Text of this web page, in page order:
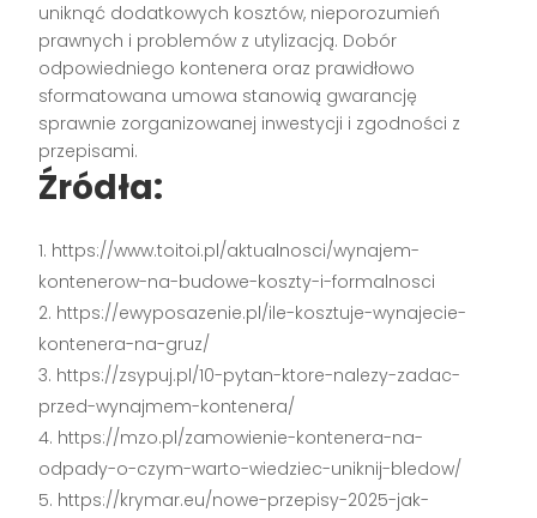
uniknąć dodatkowych kosztów, nieporozumień
prawnych i problemów z utylizacją. Dobór
odpowiedniego kontenera oraz prawidłowo
sformatowana umowa stanowią gwarancję
sprawnie zorganizowanej inwestycji i zgodności z
przepisami.
Źródła:
https://www.toitoi.pl/aktualnosci/wynajem-
kontenerow-na-budowe-koszty-i-formalnosci
https://ewyposazenie.pl/ile-kosztuje-wynajecie-
kontenera-na-gruz/
https://zsypuj.pl/10-pytan-ktore-nalezy-zadac-
przed-wynajmem-kontenera/
https://mzo.pl/zamowienie-kontenera-na-
odpady-o-czym-warto-wiedziec-uniknij-bledow/
https://krymar.eu/nowe-przepisy-2025-jak-